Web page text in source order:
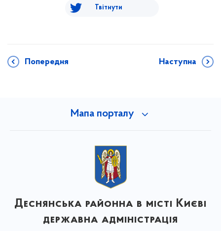
Твітнути
Попередня Наступна
Мапа порталу
Деснянська районна в місті Києві
державна адміністрація